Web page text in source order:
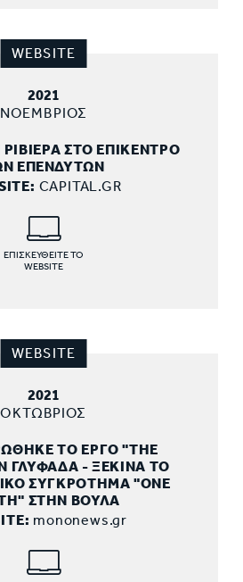
WEBSITE
2021
ΝΟΕΜΒΡΙΟΣ
ΣΤΟ ΕΠΙΚΕΝΤΡΟ
ΕΠΕΝΔΥΤΩΝ
CAPITAL.GR
ΕΠΙΣΚΕΥΘΕΙΤΕ ΤΟ
WEBSITE
WEBSITE
2021
ΟΚΤΩΒΡΙΟΣ
ΤΟ ΕΡΓΟ "THE
ΓΛΥΦΑΔΑ - ΞΕΚΙΝΑ ΤΟ
ΣΥΓΚΡΟΤΗΜΑ "ONE
ΣΤΗΝ ΒΟΥΛΑ
mononews.gr